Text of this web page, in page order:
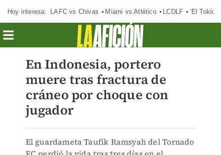
Hoy interesa: LAFC vs Chivas Miami vs Atlético LCDLF ‘El Tokio’
En Indonesia, portero
muere tras fractura de
cráneo por choque con
jugador
El guardameta Taufik Ramsyah del Tornado